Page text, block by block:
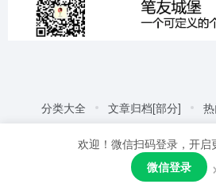
分类大全 文章归档[部分]
笔友城堡 - 阅读是
2021001387号 粤公网安备
欢迎！微信扫码登录，开启
微信登录